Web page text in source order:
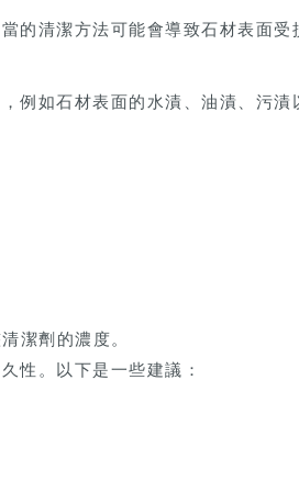
的清潔方法可能會導致石材表面受
例如石材表面的水漬、油漬、污漬
潔劑的濃度。
性。以下是一些建議：